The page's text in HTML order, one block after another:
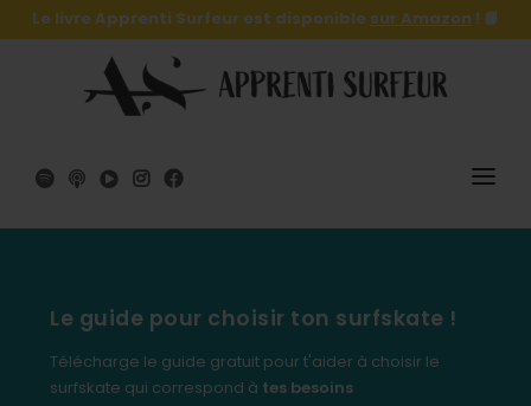
Le livre Apprenti Surfeur est disponible sur Amazon ! 📙
SURF
SHOP
Le guide pour choisir ton surfskate !
Télécharge le guide gratuit pour t'aider à choisir le
surfskate qui correspond à tes besoins